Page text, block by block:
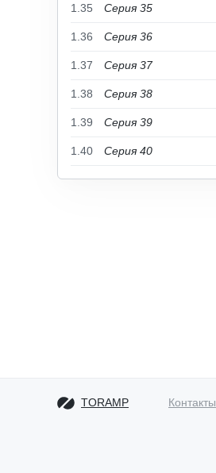
1.35 Серия 35
1.36 Серия 36
1.37 Серия 37
1.38 Серия 38
1.39 Серия 39
1.40 Серия 40
TORAMP Контакты